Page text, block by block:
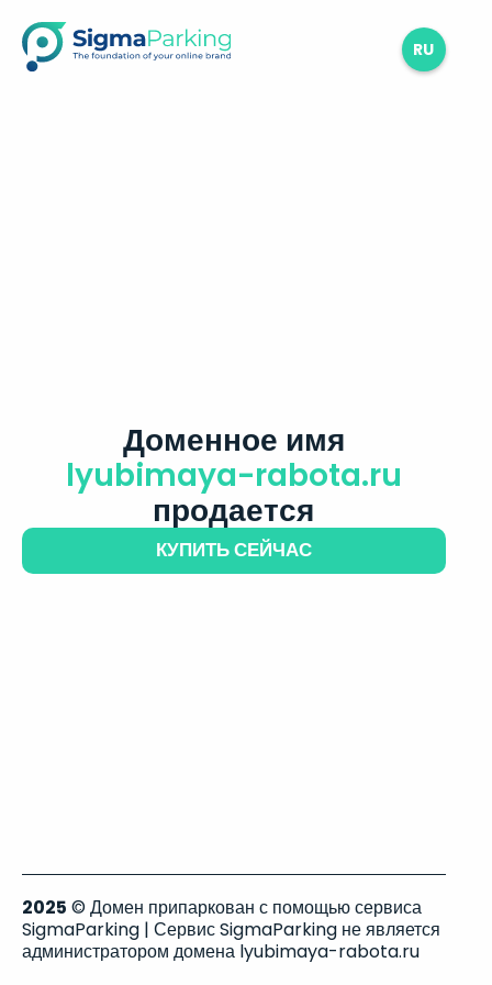
RU
Доменное имя
lyubimaya-rabota.ru
продается
КУПИТЬ СЕЙЧАС
2025 © Домен припаркован с помощью сервиса
SigmaParking | Сервис SigmaParking не является
администратором домена lyubimaya-rabota.ru